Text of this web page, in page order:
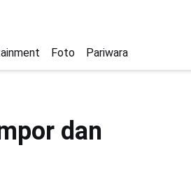
Foto Pariwara
dan